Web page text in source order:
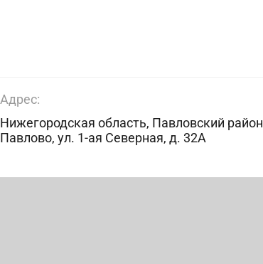
Адрес:
Нижегородская область, Павловский
Павлово, ул. 1-ая Северная, д. 32А